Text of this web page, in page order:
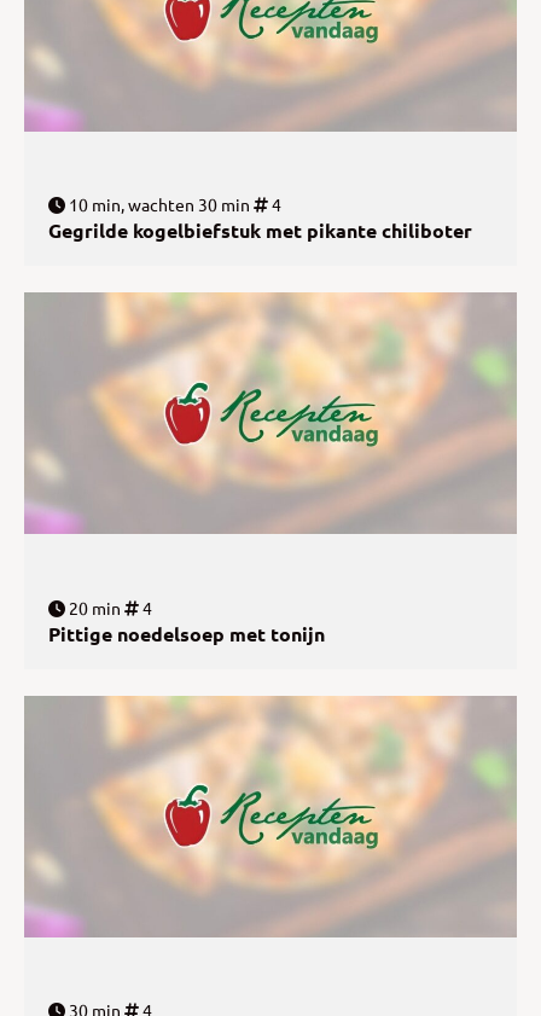
10 min, wachten 30 min 4
Gegrilde kogelbiefstuk met pikante chiliboter
20 min 4
Pittige noedelsoep met tonijn
30 min 4